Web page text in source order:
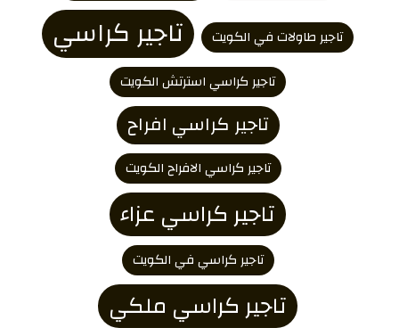
تاجير طاولات في الكويت تاجير كراسي
تاجير كراسي استرتش الكويت
تاجير كراسي افراح
تاجير كراسي الافراح الكويت
تاجير كراسي عزاء
تاجير كراسي في الكويت
تاجير كراسي ملكي